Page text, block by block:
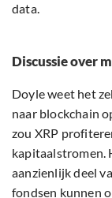
data.
Discussie over
Doyle weet het
naar blockchain
zou XRP
kapitaalstromen.
aanzienlijk deel
fondsen kunnen